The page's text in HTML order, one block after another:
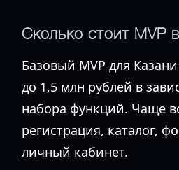
Сколько стоит MVP
Базовый MVP для
до 1,5 млн рублей в
набора функций. Чаще
регистрация, каталог,
личный кабинет.